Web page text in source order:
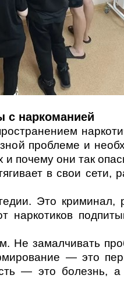
с наркоманией
проблеме и
и почему они так
в свои сети,
Это
Не замалчивать
— это
— это болезнь,